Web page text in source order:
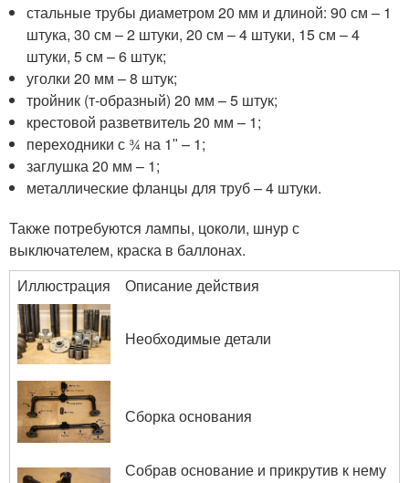
стальные трубы диаметром 20 мм и длиной: 90 см – 1
штука, 30 см – 2 штуки, 20 см – 4 штуки, 15 см – 4
штуки, 5 см – 6 штук;
уголки 20 мм – 8 штук;
тройник (т-образный) 20 мм – 5 штук;
крестовой разветвитель 20 мм – 1;
переходники с ¾ на 1ʺ – 1;
заглушка 20 мм – 1;
металлические фланцы для труб – 4 штуки.
Также потребуются лампы, цоколи, шнур с
выключателем, краска в баллонах.
Иллюстрация
Описание действия
Необходимые детали
Сборка основания
Собрав основание и прикрутив к нему